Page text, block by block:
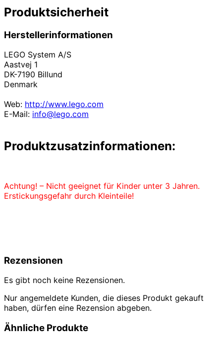
Produktsicherheit
Herstellerinformationen
LEGO System A/S
Aastvej 1
DK-7190 Billund
Denmark
Web: http://www.lego.com
E-Mail: info@lego.com
Produktzusatzinformationen:
Achtung! – Nicht geeignet für Kinder unter 3 Jahren.
Erstickungsgefahr durch Kleinteile!
Rezensionen
Es gibt noch keine Rezensionen.
Nur angemeldete Kunden, die dieses Produkt gekauft
haben, dürfen eine Rezension abgeben.
Ähnliche Produkte